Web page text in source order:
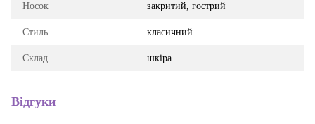
Носок закритий, гострий
Стиль класичний
Склад шкіра
Відгуки